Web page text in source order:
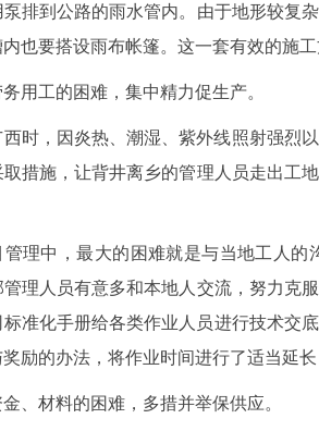
排到公路的雨水管内。由于地形较复
也要搭设雨布帐篷。这一套有效的施
用工的困难，集中精力促生产。
西时，因炎热、潮湿、紫外线照射强烈
取措施，让背井离乡的管理人员走出工
管理中，最大的困难就是与当地工人
理人员有意多和本地人交流，努力克
准化手册给各类作业人员进行技术交
励的办法，将作业时间进行了适当延
、材料的困难，多措并举保供应。